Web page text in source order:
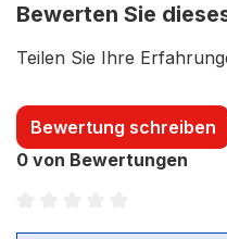
Bewerten Sie
Teilen Sie Ihre
Bewertung schreiben
0 von Bewertungen
Durchschnittliche